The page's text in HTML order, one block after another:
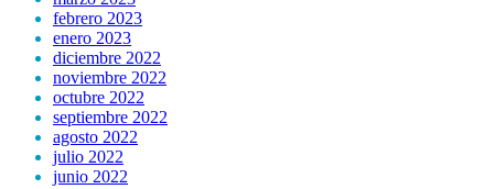
febrero 2023
enero 2023
diciembre 2022
noviembre 2022
octubre 2022
septiembre 2022
agosto 2022
julio 2022
junio 2022